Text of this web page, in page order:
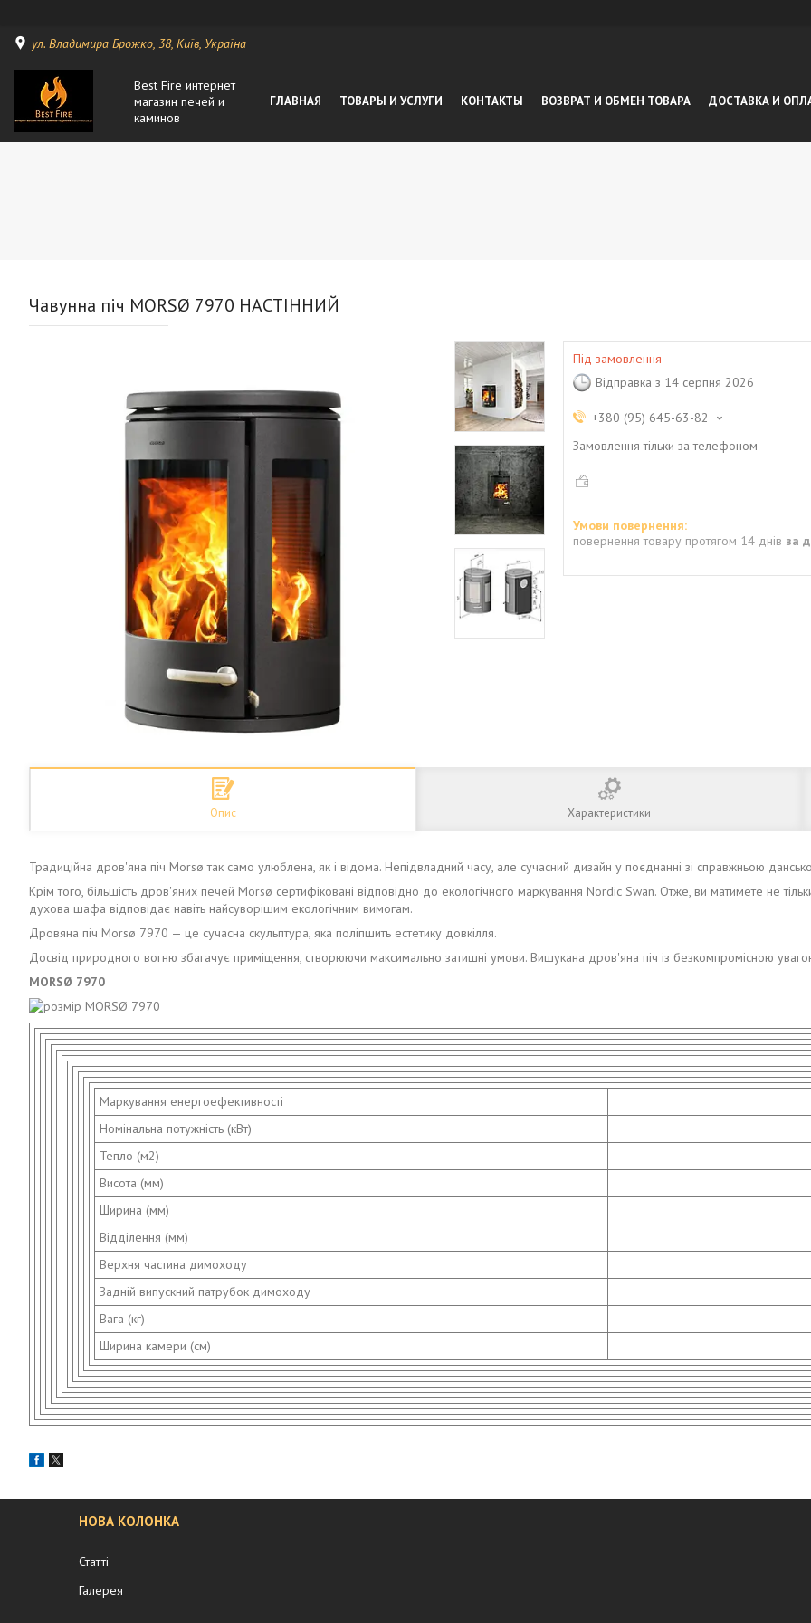
ул. Владимира Брожко, 38, Київ, Україна
Best Fire интернет
магазин печей и
каминов
ГЛАВНАЯ ТОВАРЫ И УСЛУГИ КОНТАКТЫ ВОЗВРАТ И ОБМЕН ТОВАРА ДОСТАВКА И
Чавунна піч MORSØ 7970 НАСТІННИЙ
Під замовлення
Відправка з 14 серпня 2026
+380 (95) 645-63-82
Замовлення тільки за телефоном
повернення товару протягом 14 днів за
Опис Характеристики
Традиційна дров'яна піч Morsø так само улюблена, як і відома. Непідвладний часу, але сучасний дизайн у поєднанні зі справжньою
Крім того, більшість дров'яних печей Morsø сертифіковані відповідно до екологічного маркування Nordic Swan. Отже, ви матимете не
духова шафа відповідає навіть найсуворішим екологічним вимогам.
Дровяна піч Morsø 7970 — це сучасна скульптура, яка поліпшить естетику довкілля.
Досвід природного вогню збагачує приміщення, створюючи максимально затишні умови. Вишукана дров'яна піч із безкомпромісною
MORSØ 7970
Маркування енергоефективності
Номінальна потужність (кВт)
Тепло (м2)
Висота (мм)
Ширина (мм)
Відділення (мм)
Верхня частина димоходу
Задній випускний патрубок димоходу
Вага (кг)
Ширина камери (см)
НОВА КОЛОНКА
Статті
Галерея